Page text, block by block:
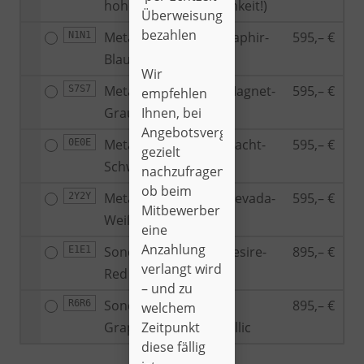
hohe Lackempfindlichkeit!)
N1N1
Metallic-Lackierung Saphir-
Blau
595,– €
S7S7
Metallic-Lackierung Magnet-
Grau
595,– €
0E0E
Metallic-Lackierung Nacht-
Schwarz
595,– €
2Y2Y
Metallic-Lackierung Nevada-
Weiß
595,– €
E1E1
Sonder-Lackierung Desire-
Red Metallic
895,– €
R6R6
Sonder-Lackierung
Graphene-Grau Metallic
895,– €
Überweisung
bezahlen
Wir
empfehlen
Ihnen, bei
Angebotsvergleichen
gezielt
nachzufragen,
ob beim
Mitbewerber
eine
Anzahlung
verlangt wird
– und zu
welchem
Zeitpunkt
diese fällig